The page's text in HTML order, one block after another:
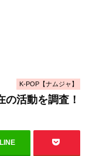
K-POP【ナムジャ】
活動を調査！
LINE